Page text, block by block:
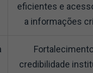
eficientes e
a informações
credibilidade